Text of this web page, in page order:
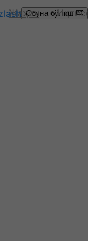
ЖаҳонОбуна бўлиш